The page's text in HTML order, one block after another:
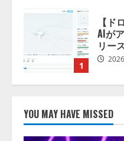
1
【ド
AIが
リー
ォー
スに
YOU MAY HAVE MISSED